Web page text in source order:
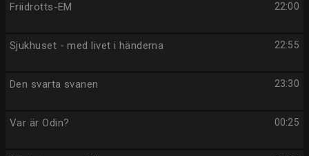
22:00
Friidrotts-EM
22:55
Sjukhuset - med livet i händerna
23:30
Den svarta svanen
00:25
Var är Odin?